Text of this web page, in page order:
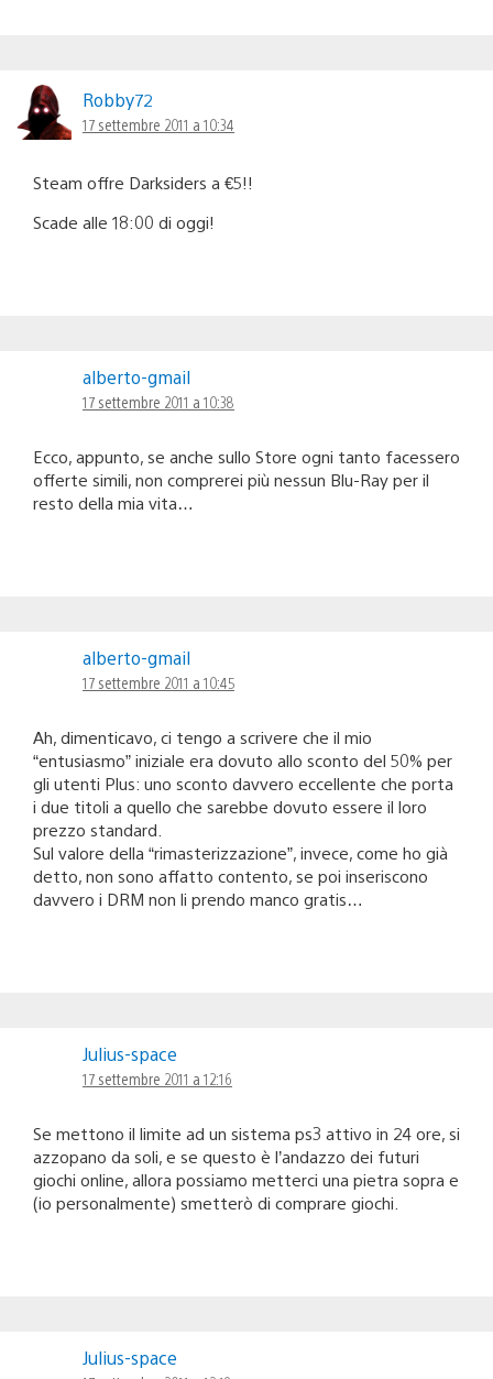
Robby72
17 settembre 2011 a 10:34
Steam offre Darksiders a €5!!
Scade alle 18:00 di oggi!
alberto-gmail
17 settembre 2011 a 10:38
Ecco, appunto, se anche sullo Store ogni tanto facessero
offerte simili, non comprerei più nessun Blu-Ray per il
resto della mia vita…
alberto-gmail
17 settembre 2011 a 10:45
Ah, dimenticavo, ci tengo a scrivere che il mio
“entusiasmo” iniziale era dovuto allo sconto del 50% per
gli utenti Plus: uno sconto davvero eccellente che porta
i due titoli a quello che sarebbe dovuto essere il loro
prezzo standard.
Sul valore della “rimasterizzazione”, invece, come ho già
detto, non sono affatto contento, se poi inseriscono
davvero i DRM non li prendo manco gratis…
Julius-space
17 settembre 2011 a 12:16
Se mettono il limite ad un sistema ps3 attivo in 24 ore, si
azzopano da soli, e se questo è l’andazzo dei futuri
giochi online, allora possiamo metterci una pietra sopra e
(io personalmente) smetterò di comprare giochi.
Julius-space